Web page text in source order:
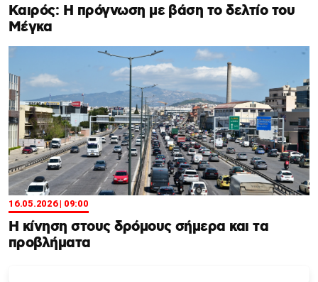
Καιρός: Η πρόγνωση με βάση το δελτίο του
Μέγκα
16.05.2026 | 09:00
Η κίνηση στους δρόμους σήμερα και τα
προβλήματα